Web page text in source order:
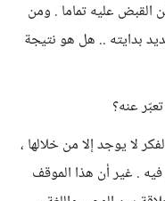
القبض عليه تماما . ومن
بدايته .. هل هو نتيجة
عنه؟
لا يوجد إلا من خلالها ،
فيه . غير أن هذا الموقف